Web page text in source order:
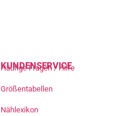
KUNDENSERVICE
Häufige Fragen / Hilfe
Größentabellen
Nählexikon